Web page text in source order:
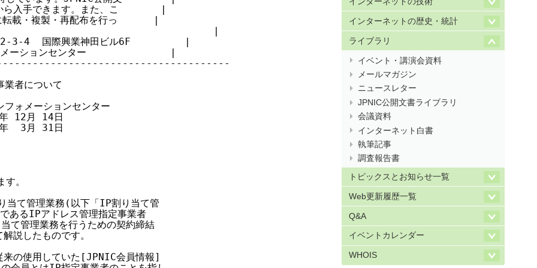
インターネットの歴史・統計
ライブラリ
イベント・講演会資料
メールマガジン
ニュースレター
JPNIC公開文書ライブラリ
会議資料
インターネット白書
執筆記事
調査報告書
トピックスとお知らせ一覧
Web更新履歴一覧
Q&A
イベントカレンダー
WHOIS